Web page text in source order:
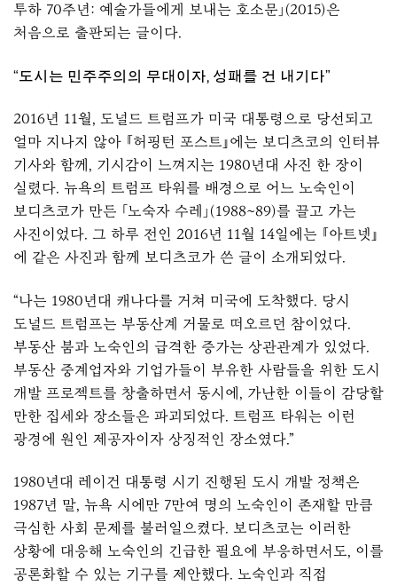
투하 70주년: 예술가들에게 보내는 호소문」(2015)은
처음으로 출판되는 글이다.
“도시는 민주주의의 무대이자, 성패를 건 내기다”
2016년 11월, 도널드 트럼프가 미국 대통령으로 당선되고
얼마 지나지 않아 『허핑턴 포스트』에는 보디츠코의 인터뷰
기사와 함께, 기시감이 느껴지는 1980년대 사진 한 장이
실렸다. 뉴욕의 트럼프 타워를 배경으로 어느 노숙인이
보디츠코가 만든 「노숙자 수레」(1988~89)를 끌고 가는
사진이었다. 그 하루 전인 2016년 11월 14일에는 『아트넷』
에 같은 사진과 함께 보디츠코가 쓴 글이 소개되었다.
“나는 1980년대 캐나다를 거쳐 미국에 도착했다. 당시
도널드 트럼프는 부동산계 거물로 떠오르던 참이었다.
부동산 붐과 노숙인의 급격한 증가는 상관관계가 있었다.
부동산 중계업자와 기업가들이 부유한 사람들을 위한 도시
개발 프로젝트를 창출하면서 동시에, 가난한 이들이 감당할
만한 집세와 장소들은 파괴되었다. 트럼프 타워는 이런
광경에 원인 제공자이자 상징적인 장소였다.”
1980년대 레이건 대통령 시기 진행된 도시 개발 정책은
1987년 말, 뉴욕 시에만 7만여 명의 노숙인이 존재할 만큼
극심한 사회 문제를 불러일으켰다. 보디츠코는 이러한
상황에 대응해 노숙인의 긴급한 필요에 부응하면서도, 이를
공론화할 수 있는 기구를 제안했다. 노숙인과 직접